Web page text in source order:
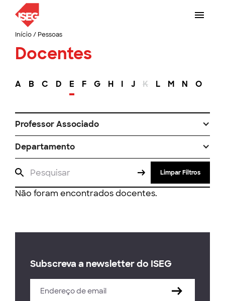
Início/ Pessoas
Docentes
A B C D E F G H I J K L M N O
Professor Associado
Departamento
Limpar Filtros
Não foram encontrados docentes.
Subscreva a newsletter do ISEG